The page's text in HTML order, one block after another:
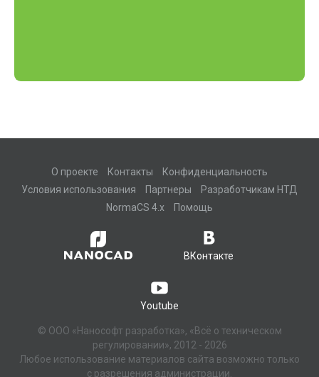
О проекте Контакты
Конфиденциальность
Условия использования
Партнеры
Разработчикам НТД
NormaCS 4.x
Помощь
ВКонтакте
Youtube
© ООО «Нанософт разработка», «Всё о техническом
регулировании», 2012 - 2026
Любое использование материалов сайта возможно только
с разрешения администрации.